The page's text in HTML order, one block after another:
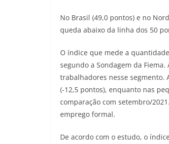
No Brasil (49,0 pontos) e no
queda abaixo da linha dos 50
O índice que mede a
segundo a Sondagem da
trabalhadores nesse segmento.
(-12,5 pontos), enquanto nas
comparação com setembro/
emprego formal.
De acordo com o estudo, o